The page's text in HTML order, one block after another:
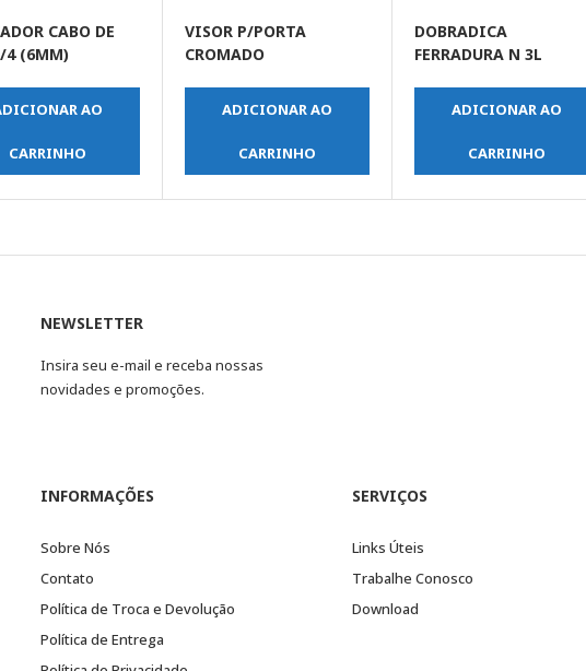
CABO DE
4 (6MM)
AO
CARRINHO
VISOR P/PORTA
CROMADO
ADICIONAR AO
CARRINHO
DOBRADICA
FERRADURA N 3L
ADICIONAR AO
CARRINHO
NEWSLETTER
Insira seu e-mail e receba nossas
novidades e promoções.
INFORMAÇÕES
Sobre Nós
Contato
Política de Troca e Devolução
Política de Entrega
SERVIÇOS
Links Úteis
Trabalhe Conosco
Download